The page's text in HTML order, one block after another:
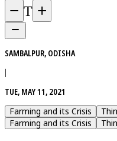
− T +
SAMBALPUR, ODISHA
|
TUE, MAY 11, 2021
Farming and its Crisis
Farming and its Crisis